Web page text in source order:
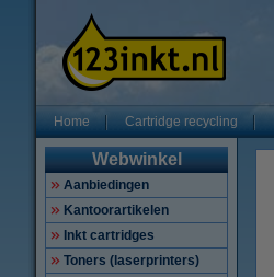
Home Cartridge recycling
Webwinkel
Aanbiedingen
Kantoorartikelen
Inkt cartridges
Toners (laserprinters)